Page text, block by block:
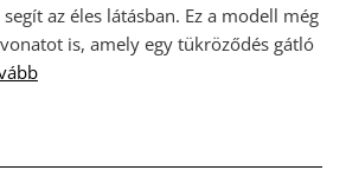
az éles látásban. Ez a modell még
is, amely egy tükröződés gátló